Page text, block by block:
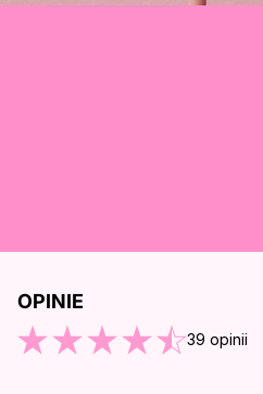
KOŃCA OPINII
OPINIE
39 opinii